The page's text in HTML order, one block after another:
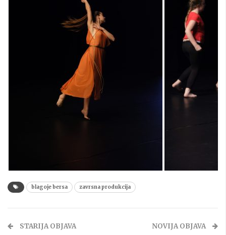
blagoje bersa zavrsna produkcija
STARIJA OBJAVA NOVIJA OBJAVA